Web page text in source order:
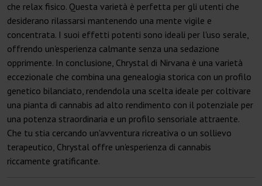
che relax fisico. Questa varietà è perfetta per gli utenti che
desiderano rilassarsi mantenendo una mente vigile e
concentrata. I suoi effetti potenti sono ideali per l'uso serale,
offrendo un'esperienza calmante senza una sedazione
opprimente. In conclusione, Chrystal di Nirvana è una varietà
eccezionale che combina una genealogia storica con un profilo
genetico bilanciato, rendendola una scelta ideale per coltivare
una pianta di cannabis ad alto rendimento con il potenziale per
una potenza straordinaria e un profilo sensoriale attraente.
Che tu stia cercando un'avventura ricreativa o un sollievo
terapeutico, Chrystal offre un'esperienza di cannabis
riccamente gratificante.